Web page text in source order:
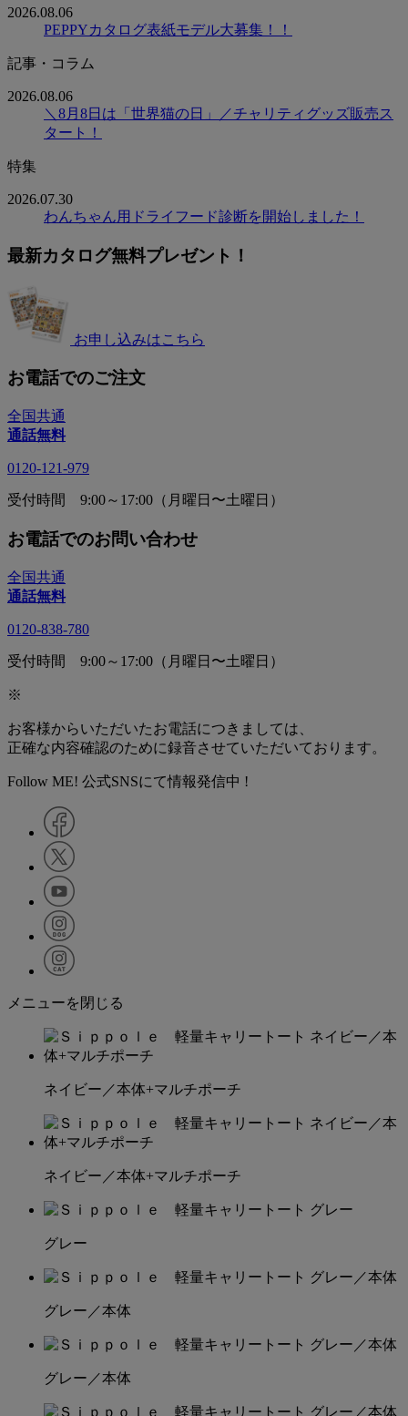
2026.08.06
PEPPYカタログ表紙モデル大募集！！
記事・コラム
2026.08.06
＼8月8日は「世界猫の日」／チャリティグッズ販売ス
タート！
特集
2026.07.30
わんちゃん用ドライフード診断を開始しました！
最新カタログ無料プレゼント！
お申し込みはこちら
お電話でのご注文
全国共通
通話無料
0120-121-979
受付時間 9:00～17:00（月曜日〜土曜日）
お電話でのお問い合わせ
全国共通
通話無料
0120-838-780
受付時間 9:00～17:00（月曜日〜土曜日）
※
お客様からいただいたお電話につきましては、
正確な内容確認のために録音させていただいております。
Follow ME! 公式SNSにて情報発信中 !
メニューを閉じる
ネイビー／本体+マルチポーチ
ネイビー／本体+マルチポーチ
グレー
グレー／本体
グレー／本体